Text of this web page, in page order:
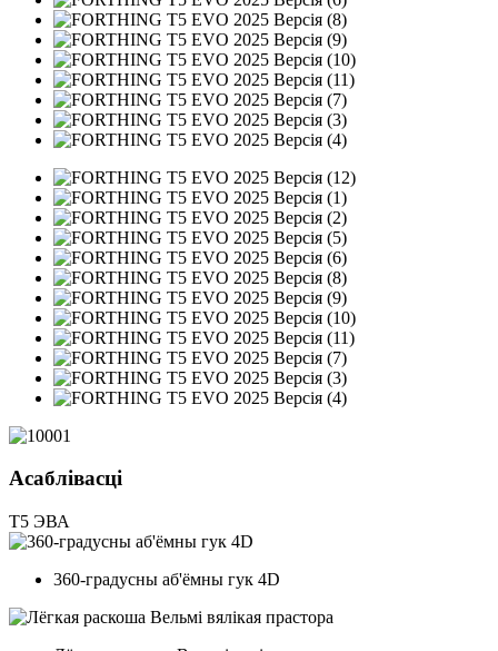
Асаблівасці
T5 ЭВА
360-градусны аб'ёмны гук 4D